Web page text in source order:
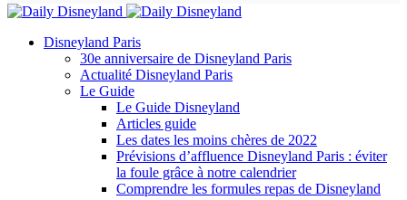
Disneyland Paris
30e anniversaire de Disneyland Paris
Actualité Disneyland Paris
Le Guide
Le Guide Disneyland
Articles guide
Les dates les moins chères de 2022
Prévisions d’affluence Disneyland Paris : éviter
la foule grâce à notre calendrier
Comprendre les formules repas de Disneyland